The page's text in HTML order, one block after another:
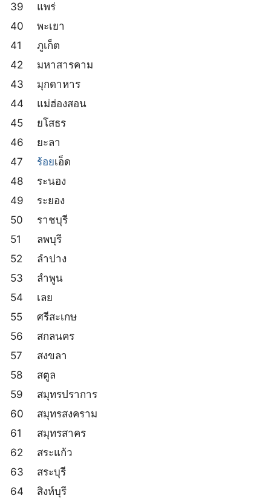
39
แพร่
40
พะเยา
41
ภูเก็ต
42
มหาสารคาม
43
มุกดาหาร
44
แม่ฮ่องสอน
45
ยโสธร
46
ยะลา
47
ร้อยเอ็ด
48
ระนอง
49
ระยอง
50
ราชบุรี
51
ลพบุรี
52
ลำปาง
53
ลำพูน
54
เลย
55
ศรีสะเกษ
56
สกลนคร
57
สงขลา
58
สตูล
59
สมุทรปราการ
60
สมุทรสงคราม
61
สมุทรสาคร
62
สระแก้ว
63
สระบุรี
64
สิงห์บุรี